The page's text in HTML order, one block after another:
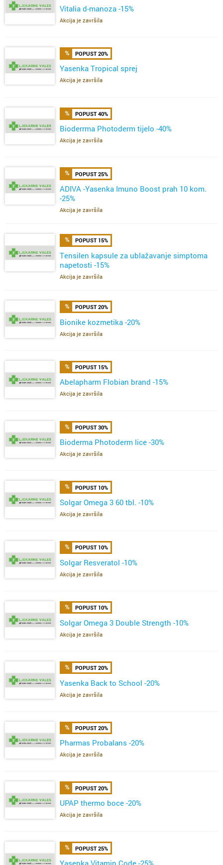
Vitalia d-manoza -15%
Akcija je završila
POPUST 20%
Yasenka Tropical sprej
Akcija je završila
POPUST 40%
Bioderrma Photoderm tijelo -40%
Akcija je završila
POPUST 25%
ADIVA -Yasenka Imuno Boost prah 10 kom.
-25%
Akcija je završila
POPUST 15%
Tensilen kapsule za ublažavanje simptoma
napetosti -15%
Akcija je završila
POPUST 20%
Bionike kozmetika -20%
Akcija je završila
POPUST 15%
Abelapharm Flobian brand -15%
Akcija je završila
POPUST 30%
Bioderma Photoderm lice -30%
Akcija je završila
POPUST 10%
Solgar Omega 3 60 tbl. -10%
Akcija je završila
POPUST 10%
Solgar Resveratol -10%
Akcija je završila
POPUST 10%
Solgar Omega 3 Double Strength -10%
Akcija je završila
POPUST 20%
Yasenka Back to School -20%
Akcija je završila
POPUST 20%
Pharmas Probalans -20%
Akcija je završila
POPUST 20%
UPAP thermo boce -20%
Akcija je završila
POPUST 25%
Yasenka Vitamin Code -25%